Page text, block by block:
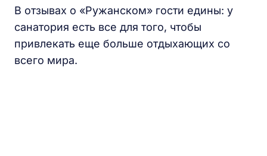
В отзывах о «Ружанском» гости едины: у
санатория есть все для того, чтобы
привлекать еще больше отдыхающих со
всего мира.